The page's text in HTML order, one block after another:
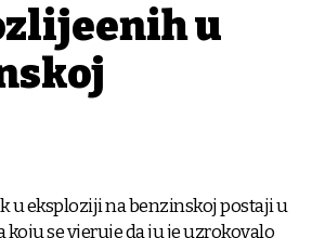
u
u eksploziji na benzinskoj postaji u
se vjeruje da ju je uzrokovalo